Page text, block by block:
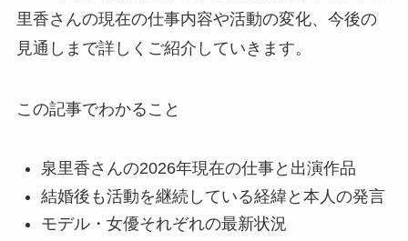
里香さんの現在の仕事内容や活動の変化、今後の
見通しまで詳しくご紹介していきます。
この記事でわかること
泉里香さんの2026年現在の仕事と出演作品
結婚後も活動を継続している経緯と本人の発言
モデル・女優それぞれの最新状況